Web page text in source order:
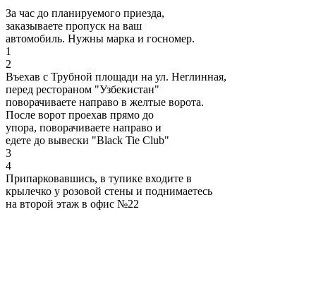
За час до планируемого приезда,
заказываете пропуск на ваш
автомобиль. Нужны марка и госномер.
1
2
Въехав с Трубной площади на ул. Неглинная,
перед рестораном "Узбекистан"
поворачиваете направо в желтые ворота.
После ворот проехав прямо до
упора, поворачиваете направо и
едете до вывески "Black Tie Club"
3
4
Припарковавшись, в тупике входите в
крылечко у розовой стены и поднимаетесь
на второй этаж в офис №22